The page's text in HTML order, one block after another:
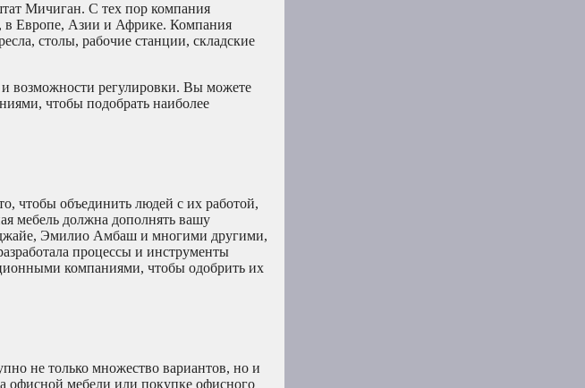
Мичиган. С тех пор компания
Европе, Азии и Африке. Компания
столы, рабочие станции, складские
и возможности регулировки. Вы можете
чтобы подобрать наиболее
чтобы объединить людей с их работой,
мебель должна дополнять вашу
Эмилио Амбаш и многими другими,
процессы и инструменты
компаниями, чтобы одобрить их
не только множество вариантов, но и
офисной мебели или покупке офисного